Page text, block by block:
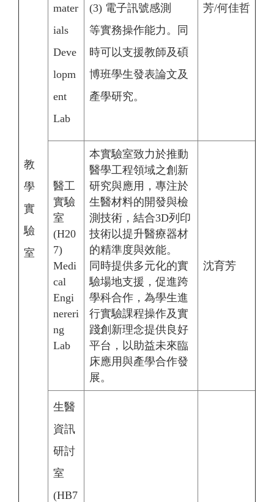
教
學
實
驗
室
mater
ials
Deve
lopm
ent
Lab
(3) 電子訊號感測
等實務操作能力。同
時可以支援教師及碩
博班學生發表論文及
產學研究。
芳/何佳哲
醫工
實驗
室
(H20
7)
Medi
cal
Engi
nereri
ng
Lab
本實驗室致力於推動
醫學工程領域之創新
研究與應用，專注於
生醫材料的開發與檢
測技術，結合3D列印
技術以提升醫療器材
的精準度與效能。
同時提供多元化的實
驗場地支援，促進跨
學科合作，為學生進
行實驗課程操作及實
踐創新理念提供良好
平台，以助益未來臨
床應用與產學合作發
展。
沈育芳
生醫
資訊
研討
室
(HB7